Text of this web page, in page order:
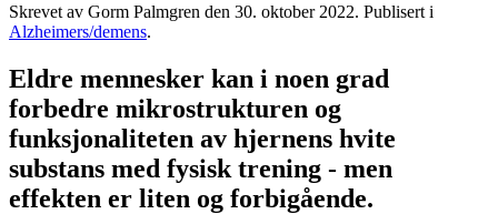
Skrevet av Gorm Palmgren den 30. oktober 2022. Publisert i
Alzheimers/demens.
Eldre mennesker kan i noen grad
forbedre mikrostrukturen og
funksjonaliteten av hjernens hvite
substans med fysisk trening - men
effekten er liten og forbigående.